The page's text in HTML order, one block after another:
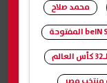
محمد صلاح